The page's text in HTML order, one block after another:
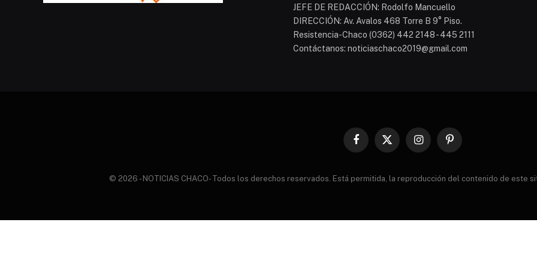
JEFE DE REDACCIÓN: Rodolfo Mancuello
DIRECCIÓN: Av. Avalos 468 Torre B 9° Piso.
Resistencia-Chaco (0362) 442 2148 - 445 2111
Contáctanos: noticiaschaco2019@gmail.com
Facebook
X
InstagramPinterest
© 2026 - NOTICIAS CHACO- Todos los derechos reservados. Está permitida, la reproducción del contenido de este